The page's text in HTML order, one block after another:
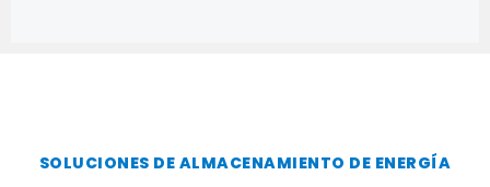
SOLUCIONES DE ALMACENAMIENTO DE ENERGÍA